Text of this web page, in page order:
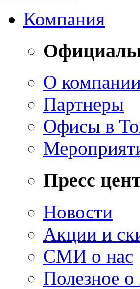
Компания
О компании
Партнеры
Офисы в
Пресс
Новости
Акции и
СМИ о нас
Полезное